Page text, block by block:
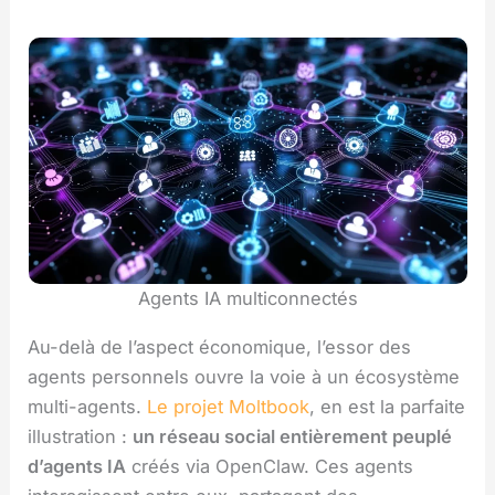
Agents IA multiconnectés
Au-delà de l’aspect économique, l’essor des
agents personnels ouvre la voie à un écosystème
multi-agents. Le projet Moltbook, en est la parfaite
illustration : un réseau social entièrement peuplé
d’agents IA créés via OpenClaw. Ces agents